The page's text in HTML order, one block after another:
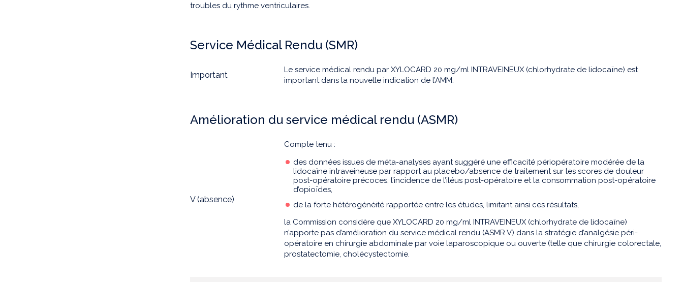
troubles du rythme ventriculaires.
Service Médical Rendu (SMR)
Important
Le service médical rendu par XYLOCARD 20 mg/ml INTRAVEINEUX (chlorhydrate de lidocaïne) est
important dans la nouvelle indication de l’AMM.
Amélioration du service médical rendu (ASMR)
V (absence)
Compte tenu :
des données issues de méta-analyses ayant suggéré une efficacité périopératoire modérée de la
lidocaïne intraveineuse par rapport au placebo/absence de traitement sur les scores de douleur
post-opératoire précoces, l’incidence de l’iléus post-opératoire et la consommation post-opératoire
d’opioïdes,
de la forte hétérogénéité rapportée entre les études, limitant ainsi ces résultats,
la Commission considère que XYLOCARD 20 mg/ml INTRAVEINEUX (chlorhydrate de lidocaïne)
n’apporte pas d’amélioration du service médical rendu (ASMR V) dans la stratégie d’analgésie péri-
opératoire en chirurgie abdominale par voie laparoscopique ou ouverte (telle que chirurgie colorectale,
prostatectomie, cholécystectomie.